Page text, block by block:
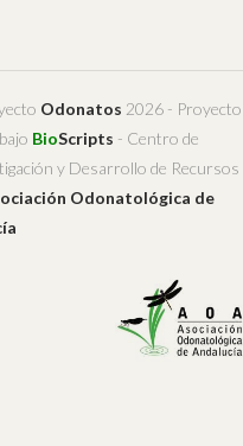
Odonatos 2026 - Proyecto
bajo BioScripts - Centro de
y Desarrollo de Recursos
Odonatológica de